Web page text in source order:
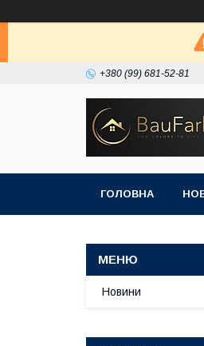
+380 (99) 681-52-81
ГОЛОВНА
Новини